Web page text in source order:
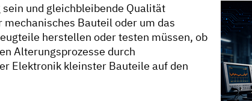
und gleichbleibende Qualität
Bauteil oder um das
herstellen oder testen müssen, ob
Alterungsprozesse durch
Elektronik kleinster Bauteile auf den